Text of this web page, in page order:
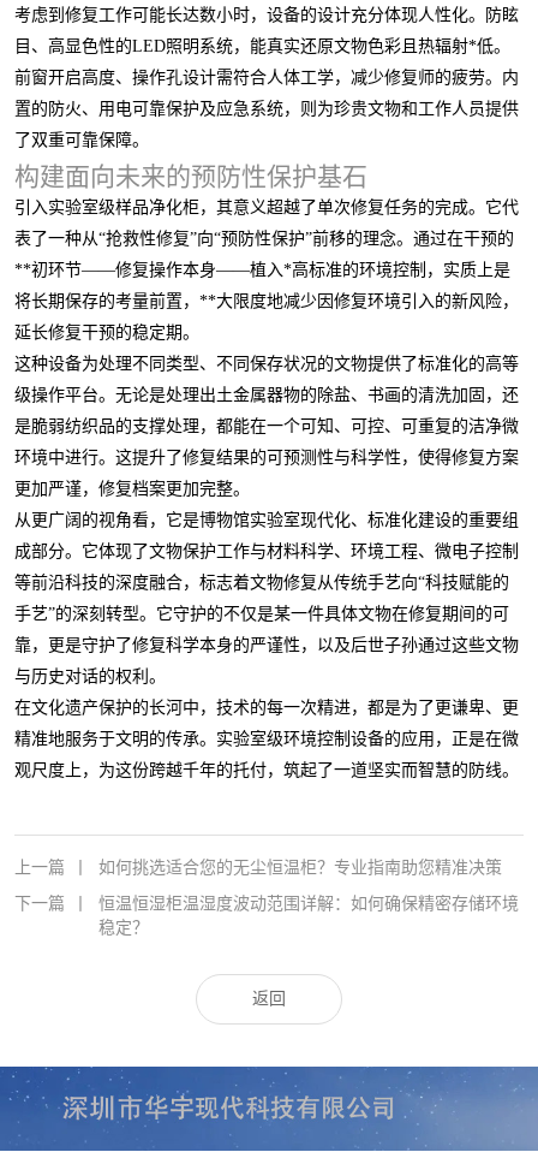
考虑到修复工作可能长达数小时，设备的设计充分体现人性化。防眩
目、高显色性的LED照明系统，能真实还原文物色彩且热辐射*低。
前窗开启高度、操作孔设计需符合人体工学，减少修复师的疲劳。内
置的防火、用电可靠保护及应急系统，则为珍贵文物和工作人员提供
了双重可靠保障。
构建面向未来的预防性保护基石
引入实验室级样品净化柜，其意义超越了单次修复任务的完成。它代
表了一种从“抢救性修复”向“预防性保护”前移的理念。通过在干预的
**初环节——修复操作本身——植入*高标准的环境控制，实质上是
将长期保存的考量前置，**大限度地减少因修复环境引入的新风险，
延长修复干预的稳定期。
这种设备为处理不同类型、不同保存状况的文物提供了标准化的高等
级操作平台。无论是处理出土金属器物的除盐、书画的清洗加固，还
是脆弱纺织品的支撑处理，都能在一个可知、可控、可重复的洁净微
环境中进行。这提升了修复结果的可预测性与科学性，使得修复方案
更加严谨，修复档案更加完整。
从更广阔的视角看，它是博物馆实验室现代化、标准化建设的重要组
成部分。它体现了文物保护工作与材料科学、环境工程、微电子控制
等前沿科技的深度融合，标志着文物修复从传统手艺向“科技赋能的
手艺”的深刻转型。它守护的不仅是某一件具体文物在修复期间的可
靠，更是守护了修复科学本身的严谨性，以及后世子孙通过这些文物
与历史对话的权利。
在文化遗产保护的长河中，技术的每一次精进，都是为了更谦卑、更
精准地服务于文明的传承。实验室级环境控制设备的应用，正是在微
观尺度上，为这份跨越千年的托付，筑起了一道坚实而智慧的防线。
上一篇
如何挑选适合您的无尘恒温柜？专业指南助您精准决策
下一篇
恒温恒湿柜温湿度波动范围详解：如何确保精密存储环境
稳定？
返回